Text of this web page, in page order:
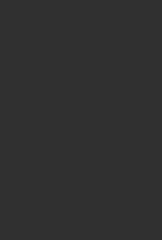
時の対処法を紹介
の種類も解説